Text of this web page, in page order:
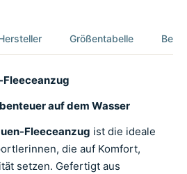
Größentabelle
Fleeceanzug
auf dem Wasser
Fleeceanzug ist die ideale
die auf Komfort,
setzen. Gefertigt aus